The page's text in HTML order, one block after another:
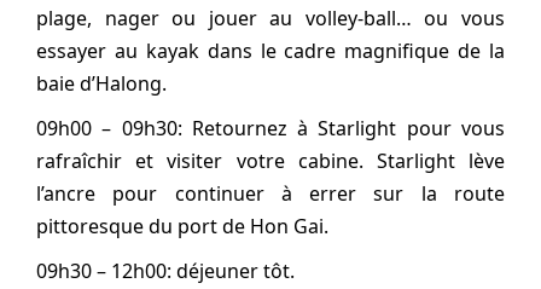
plage, nager ou jouer au volley-ball… ou vous
essayer au kayak dans le cadre magnifique de la
baie d’Halong.
09h00 – 09h30: Retournez à Starlight pour vous
rafraîchir et visiter votre cabine. Starlight lève
l’ancre pour continuer à errer sur la route
pittoresque du port de Hon Gai.
09h30 – 12h00: déjeuner tôt.